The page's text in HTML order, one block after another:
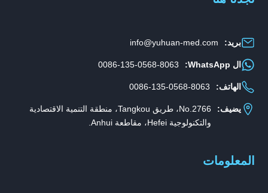
بريد: info@yuhuan-med.com
ال WhatsApp: 0086-135-0568-8063
الهاتف: 0086-135-0568-8063
يضيف:
No.2766، طريق Tangkou، منطقة التنمية الاقتصادية
والتكنولوجية Hefei، مقاطعة Anhui.
المعلومات